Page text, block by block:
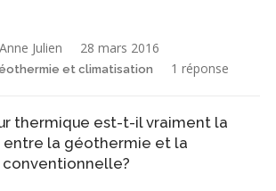
Julien 28 mars 2016
et climatisation 1 réponse
thermique est-t-il vraiment la
la géothermie et la